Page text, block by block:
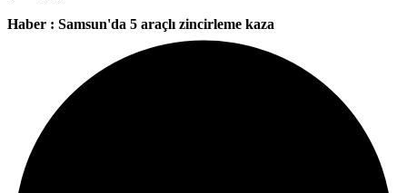
Haber : Samsun'da 5 araçlı zincirleme kaza